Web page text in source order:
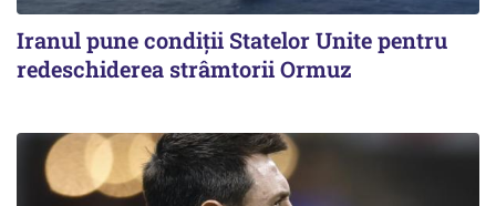
Iranul pune condiții Statelor Unite pentru
redeschiderea strâmtorii Ormuz